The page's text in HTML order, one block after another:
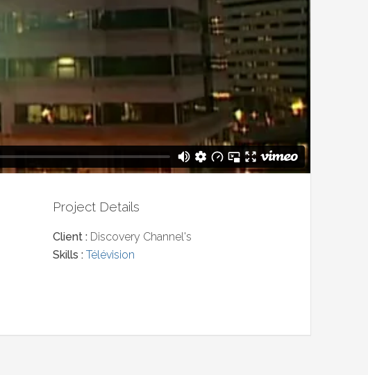
Project Details
Client : Discovery Channel's
Skills : Télévision